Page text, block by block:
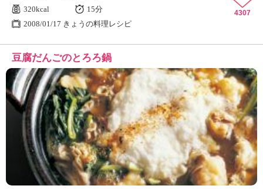
320kcal
15分
2008/01/17 きょうの料理レシピ
4307
豆腐だんごのとろろ鍋